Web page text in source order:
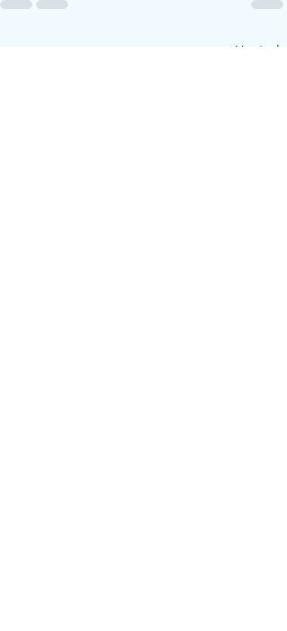
Ver tudo